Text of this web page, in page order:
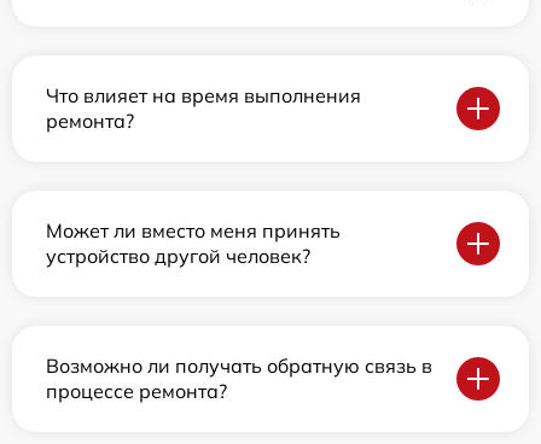
Что влияет на время выполнения
ремонта?
Может ли вместо меня принять
устройство другой человек?
Возможно ли получать обратную связь в
процессе ремонта?